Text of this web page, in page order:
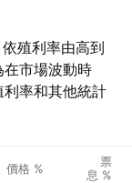
殖利率由高到
市場波動時
率和其他統計
價格 %
票
息 %